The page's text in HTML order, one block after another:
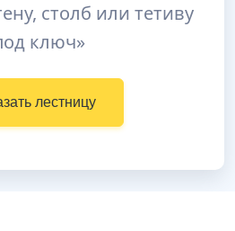
столб или тетиву
ключ»
лестницу